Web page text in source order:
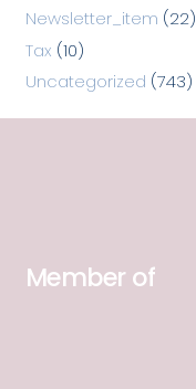
Newsletter_item (22)
Tax (10)
Uncategorized (743)
Member of